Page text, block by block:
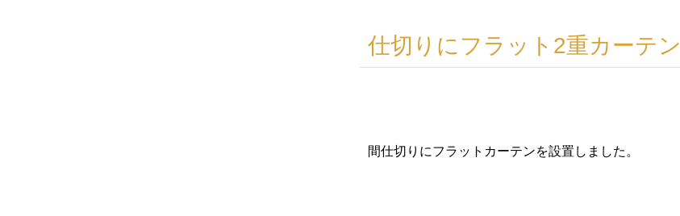
仕切りにフラット2重カーテン
間仕切りにフラットカーテンを設置しました。